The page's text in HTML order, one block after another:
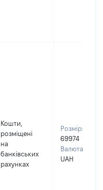
Кошти,
розміщені
на
банківських
рахунках
Розмір:
69974
Валюта:
UAH